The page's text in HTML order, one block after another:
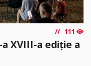
111
XVIII-a ediție a